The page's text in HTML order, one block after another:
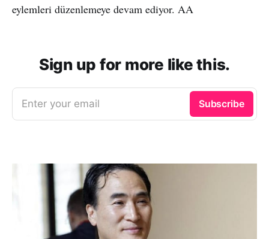
eylemleri düzenlemeye devam ediyor. AA
Sign up for more like this.
Enter your email Subscribe